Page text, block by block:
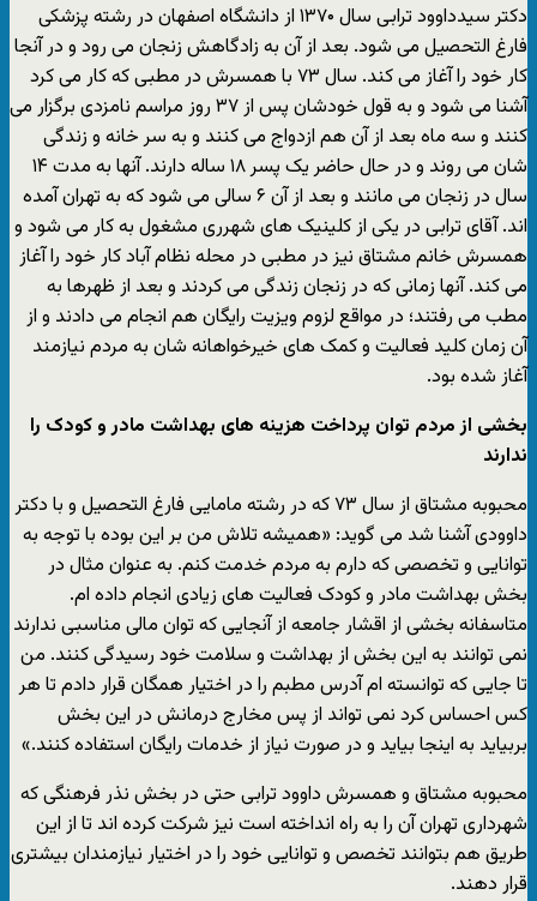
دکتر سیدداوود ترابی سال ۱۳۷۰ از دانشگاه اصفهان در رشته پزشکی
فارغ التحصیل می شود. بعد از آن به زادگاهش زنجان می رود و در آنجا
کار خود را آغاز می کند. سال ۷۳ با همسرش در مطبی که کار می کرد
آشنا می شود و به قول خودشان پس از ۳۷ روز مراسم نامزدی برگزار می
کنند و سه ماه بعد از آن هم ازدواج می کنند و به سر خانه و زندگی
شان می روند و در حال حاضر یک پسر ۱۸ ساله دارند. آنها به مدت ۱۴
سال در زنجان می مانند و بعد از آن ۶ سالی می شود که به تهران آمده
اند. آقای ترابی در یکی از کلینیک های شهرری مشغول به کار می شود و
همسرش خانم مشتاق نیز در مطبی در محله نظام آباد کار خود را آغاز
می کند. آنها زمانی که در زنجان زندگی می کردند و بعد از ظهرها به
مطب می رفتند؛ در مواقع لزوم ویزیت رایگان هم انجام می دادند و از
آن زمان کلید فعالیت و کمک های خیرخواهانه شان به مردم نیازمند
آغاز شده بود.
بخشی از مردم توان پرداخت هزینه های بهداشت مادر و کودک را
ندارند
محبوبه مشتاق از سال ۷۳ که در رشته مامایی فارغ التحصیل و با دکتر
داوودی آشنا شد می گوید: «همیشه تلاش من بر این بوده با توجه به
توانایی و تخصصی که دارم به مردم خدمت کنم. به عنوان مثال در
بخش بهداشت مادر و کودک فعالیت های زیادی انجام داده ام.
متاسفانه بخشی از اقشار جامعه از آنجایی که توان مالی مناسبی ندارند
نمی توانند به این بخش از بهداشت و سلامت خود رسیدگی کنند. من
تا جایی که توانسته ام آدرس مطبم را در اختیار همگان قرار دادم تا هر
کس احساس کرد نمی تواند از پس مخارج درمانش در این بخش
بربیاید به اینجا بیاید و در صورت نیاز از خدمات رایگان استفاده کنند.»
محبوبه مشتاق و همسرش داوود ترابی حتی در بخش نذر فرهنگی که
شهرداری تهران آن را به راه انداخته است نیز شرکت کرده اند تا از این
طریق هم بتوانند تخصص و توانایی خود را در اختیار نیازمندان بیشتری
قرار دهند.